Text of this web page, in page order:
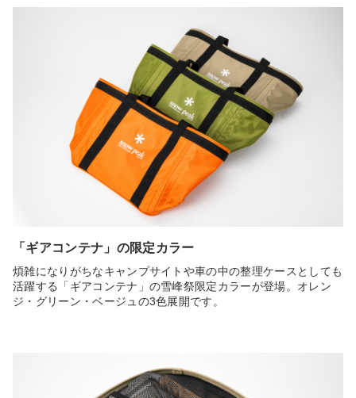
「ギアコンテナ」の限定カラー
煩雑になりがちなキャンプサイトや車の中の整理ケースとしても
活躍する「ギアコンテナ」の雪峰祭限定カラーが登場。オレン
ジ・グリーン・ベージュの3色展開です。